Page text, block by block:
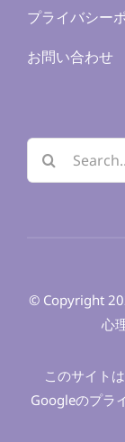
プライバシー
お問い合わせ
索
© Copyright
心
このサイト
Googleのプラ